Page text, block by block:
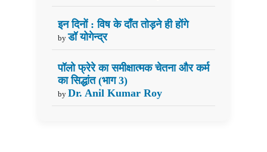
इन दिनों : विष के दाँत तोड़ने ही होंगे
by डॉ योगेन्द्र
पॉलो फ्रेरे का समीक्षात्मक चेतना और कर्म
का सिद्धांत (भाग 3)
by Dr. Anil Kumar Roy